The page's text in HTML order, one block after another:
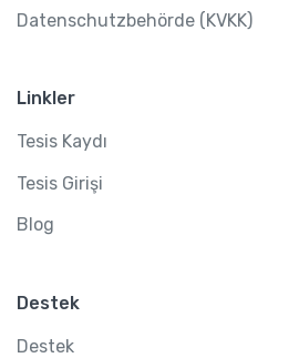
Datenschutzbehörde (KVKK)
Linkler
Tesis Kaydı
Tesis Girişi
Blog
Destek
Destek